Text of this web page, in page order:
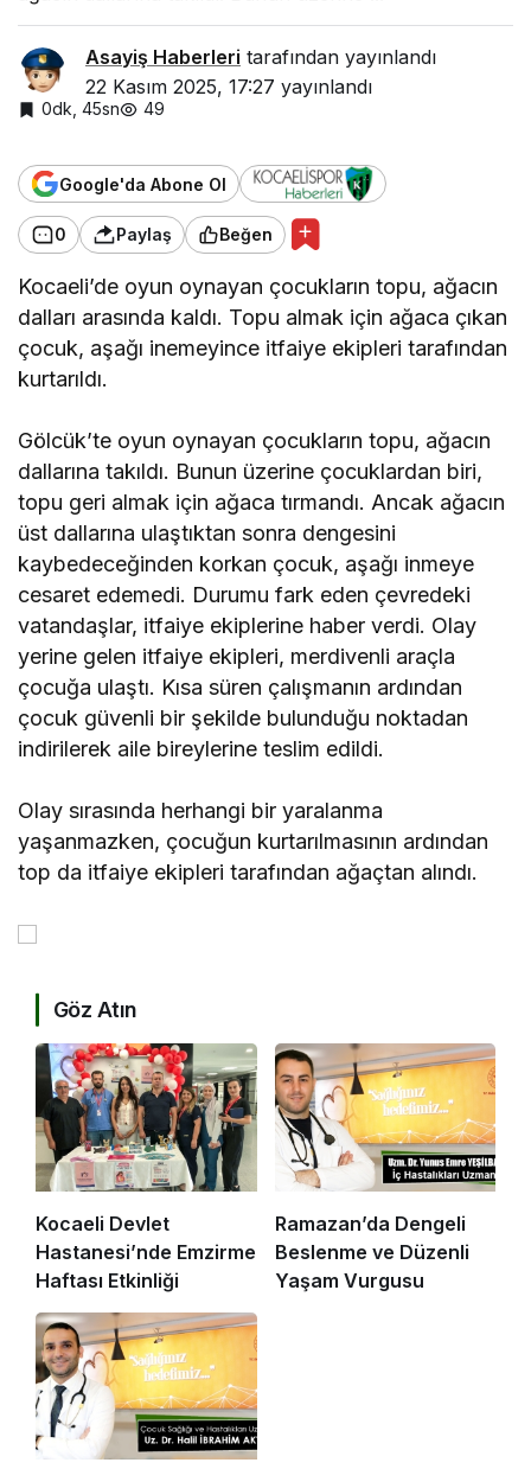
Asayiş Haberleri tarafından yayınlandı
22 Kasım 2025, 17:27 yayınlandı
0dk, 45sn 49
Google'da Abone Ol
0 Paylaş Beğen
Kocaeli’de oyun oynayan çocukların topu, ağacın
dalları arasında kaldı. Topu almak için ağaca çıkan
çocuk, aşağı inemeyince itfaiye ekipleri tarafından
kurtarıldı.
Gölcük’te oyun oynayan çocukların topu, ağacın
dallarına takıldı. Bunun üzerine çocuklardan biri,
topu geri almak için ağaca tırmandı. Ancak ağacın
üst dallarına ulaştıktan sonra dengesini
kaybedeceğinden korkan çocuk, aşağı inmeye
cesaret edemedi. Durumu fark eden çevredeki
vatandaşlar, itfaiye ekiplerine haber verdi. Olay
yerine gelen itfaiye ekipleri, merdivenli araçla
çocuğa ulaştı. Kısa süren çalışmanın ardından
çocuk güvenli bir şekilde bulunduğu noktadan
indirilerek aile bireylerine teslim edildi.
Olay sırasında herhangi bir yaralanma
yaşanmazken, çocuğun kurtarılmasının ardından
top da itfaiye ekipleri tarafından ağaçtan alındı.
Göz Atın
Kocaeli Devlet
Hastanesi’nde Emzirme
Haftası Etkinliği
Ramazan’da Dengeli
Beslenme ve Düzenli
Yaşam Vurgusu